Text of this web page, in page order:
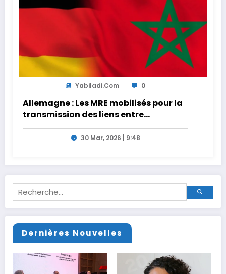
Yabiladi.com 0
Allemagne : Les MRE mobilisés pour la
transmission des liens entre
générations
30 Mar, 2026 | 9:48
Dernières Nouvelles